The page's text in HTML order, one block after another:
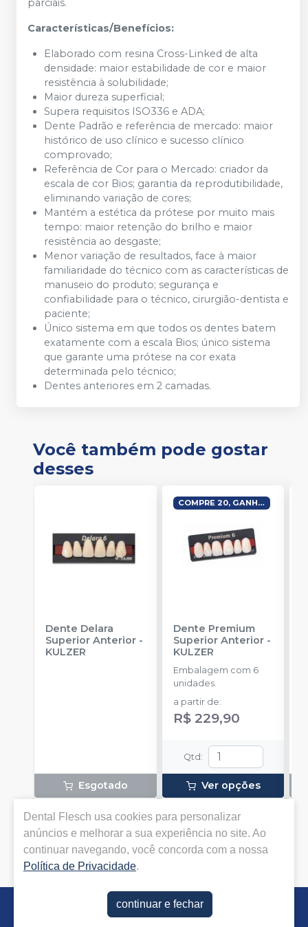
parciais.
Características/Benefícios:
Elaborado com resina Cross-Linked de alta
densidade: maior estabilidade de cor e maior
resistência à solubilidade;
Maior dureza superficial;
Supera requisitos ISO336 e ADA;
Dente Padrão e referência de mercado: maior
histórico de uso clínico e sucesso clínico
comprovado;
Referência de Cor para o Mercado: criador da
escala de cor Bios; garantia da reprodutibilidade,
eliminando variação de cores;
Mantém a estética da prótese por muito mais
tempo: maior retenção do brilho e maior
resistência ao desgaste;
Menor variação de resultados, face à maior
familiaridade do técnico com as características de
manuseio do produto; segurança e
confiabilidade para o técnico, cirurgião-dentista e
paciente;
Único sistema em que todos os dentes batem
exatamente com a escala Bios; único sistema
que garante uma prótese na cor exata
determinada pelo técnico;
Dentes anteriores em 2 camadas.
Você também pode gostar
desses
Dente Delara
Superior Anterior -
KULZER
Esgotado
Pedir via
COMPRE 20, GANHE 1 PALABOND
Dente Premium
Superior Anterior-
KULZER
Embalagem com 6
unidades.
a partir de:
R$ 229,90
Qtd :
Ver opções
Pedir via
Não achou algum produto?
Dental Flesch usa cookies para personalizar
anúncios e melhorar a sua experiência no site. Ao
continuar navegando, você concorda com a nossa
Política de Privacidade.
continuar e fechar